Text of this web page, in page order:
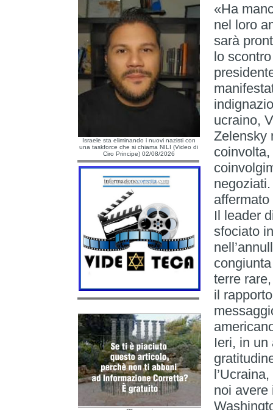
Israele sta eliminando i nuovi nazisti con
una taskforce che si chiama NILI (Video di
Ciro Principe) 02/08/2026
«Ha
nel loro
sarà
lo
ucraino,
Zelensky
Il leader
sfociato
terre
il
Ieri, in un
noi avere